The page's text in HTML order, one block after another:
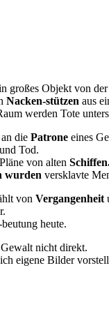
großes Objekt von
Nacken-stützen aus
werden Tote
die Patrone eines
Tod.
von alten
wurden versklavte
von Vergangenheit
heute.
nicht direkt.
eigene Bilder